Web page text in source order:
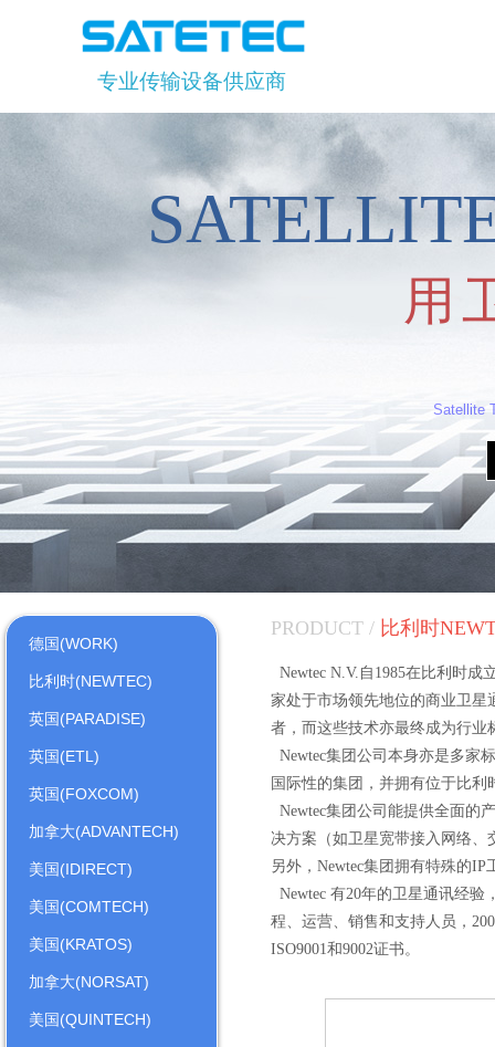
专业传输设备供应商
Satellite
用
PRODUCT / 比利时
德国(WORK)
比利时(NEWTEC)
英国(PARADISE)
英国(ETL)
英国(FOXCOM)
加拿大(ADVANTECH)
美国(IDIRECT)
美国(COMTECH)
美国(KRATOS)
加拿大(NORSAT)
美国(QUINTECH)
Newtec N.V.自1985在比利时
家处于市场领先地位的商业卫星
者，而这些技术亦最终成为行业
Newtec集团公司本身亦是多家
国际性的集团，并拥有位于比
Newtec集团公司能提供全面的
决方案（如卫星宽带接入网络、
另外，Newtec集团拥有特殊的
Newtec 有20年的卫星通讯经验
程、运营、销售和支持人员，
ISO9001和9002证书。